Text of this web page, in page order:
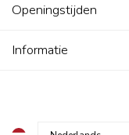
Openingstijden
Informatie